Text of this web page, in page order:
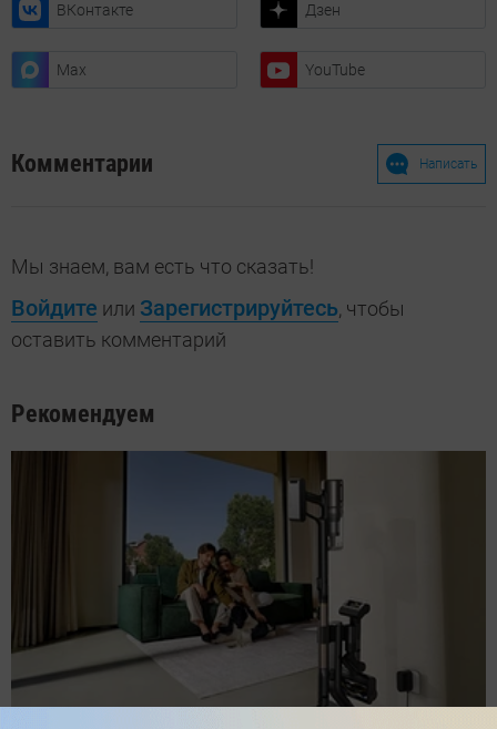
ВКонтакте Дзен
Max YouTube
Комментарии Написать
Мы знаем, вам есть что сказать!
Войдите или Зарегистрируйтесь, чтобы
оставить комментарий
Рекомендуем